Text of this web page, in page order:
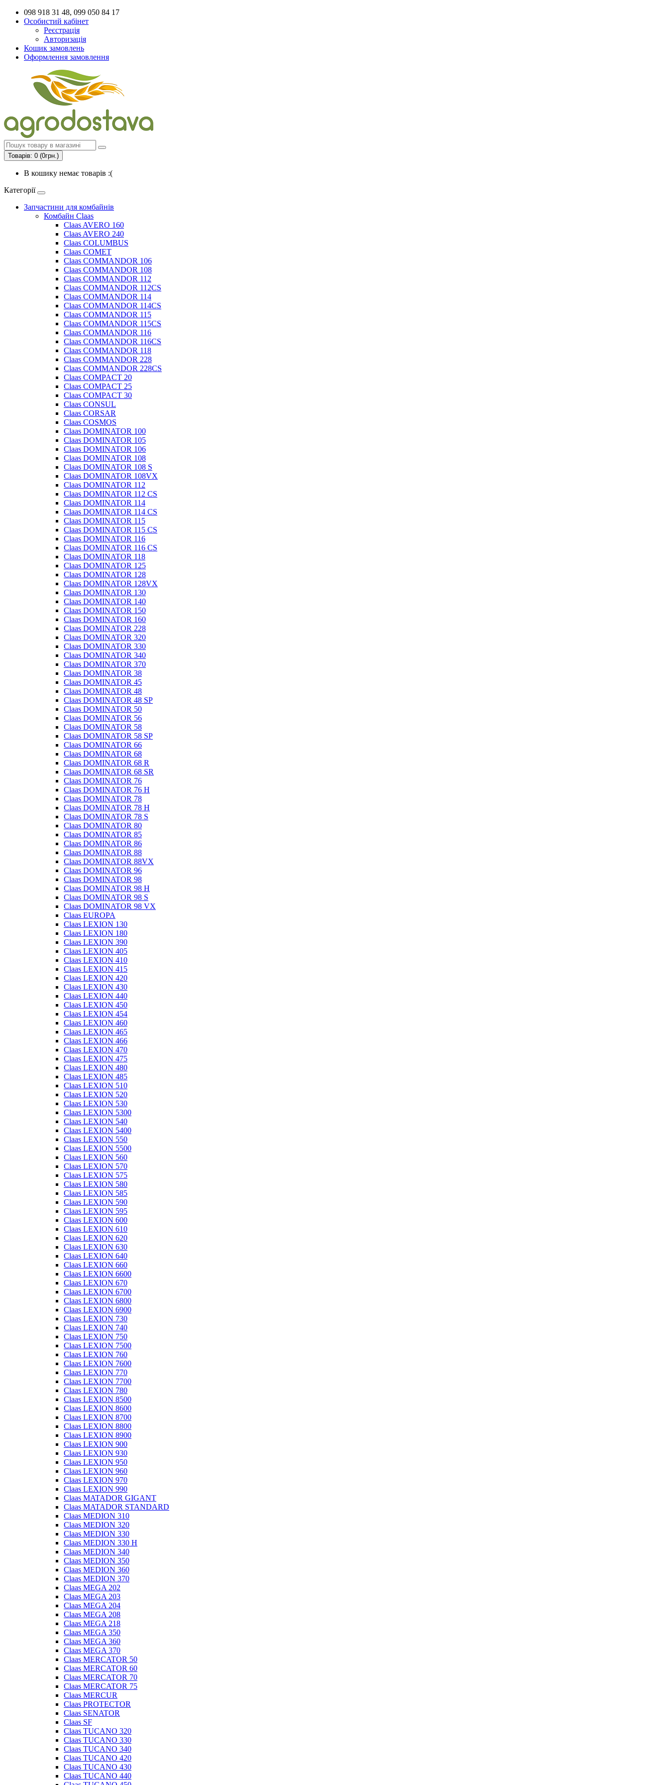
098 918 31 48, 099 050 84 17
Особистий кабінет
Реєстрація
Авторизація
Кошик замовлень
Оформлення замовлення
Товарів: 0 (0грн.)
В кошику немає товарів :(
Категорії
Запчастини для комбайнів
Комбайн Claas
Claas AVERO 160
Claas AVERO 240
Claas COLUMBUS
Claas COMET
Claas COMMANDOR 106
Claas COMMANDOR 108
Claas COMMANDOR 112
Claas COMMANDOR 112CS
Claas COMMANDOR 114
Claas COMMANDOR 114CS
Claas COMMANDOR 115
Claas COMMANDOR 115CS
Claas COMMANDOR 116
Claas COMMANDOR 116CS
Claas COMMANDOR 118
Claas COMMANDOR 228
Claas COMMANDOR 228CS
Claas COMPACT 20
Claas COMPACT 25
Claas COMPACT 30
Claas CONSUL
Claas CORSAR
Claas COSMOS
Claas DOMINATOR 100
Claas DOMINATOR 105
Claas DOMINATOR 106
Claas DOMINATOR 108
Claas DOMINATOR 108 S
Claas DOMINATOR 108VX
Claas DOMINATOR 112
Claas DOMINATOR 112 CS
Claas DOMINATOR 114
Claas DOMINATOR 114 CS
Claas DOMINATOR 115
Claas DOMINATOR 115 CS
Claas DOMINATOR 116
Claas DOMINATOR 116 CS
Claas DOMINATOR 118
Claas DOMINATOR 125
Claas DOMINATOR 128
Claas DOMINATOR 128VX
Claas DOMINATOR 130
Claas DOMINATOR 140
Claas DOMINATOR 150
Claas DOMINATOR 160
Claas DOMINATOR 228
Claas DOMINATOR 320
Claas DOMINATOR 330
Claas DOMINATOR 340
Claas DOMINATOR 370
Claas DOMINATOR 38
Claas DOMINATOR 45
Claas DOMINATOR 48
Claas DOMINATOR 48 SP
Claas DOMINATOR 50
Claas DOMINATOR 56
Claas DOMINATOR 58
Claas DOMINATOR 58 SP
Claas DOMINATOR 66
Claas DOMINATOR 68
Claas DOMINATOR 68 R
Claas DOMINATOR 68 SR
Claas DOMINATOR 76
Claas DOMINATOR 76 H
Claas DOMINATOR 78
Claas DOMINATOR 78 H
Claas DOMINATOR 78 S
Claas DOMINATOR 80
Claas DOMINATOR 85
Claas DOMINATOR 86
Claas DOMINATOR 88
Claas DOMINATOR 88VX
Claas DOMINATOR 96
Claas DOMINATOR 98
Claas DOMINATOR 98 H
Claas DOMINATOR 98 S
Claas DOMINATOR 98 VX
Claas EUROPA
Claas LEXION 130
Claas LEXION 180
Claas LEXION 390
Claas LEXION 405
Claas LEXION 410
Claas LEXION 415
Claas LEXION 420
Claas LEXION 430
Claas LEXION 440
Claas LEXION 450
Claas LEXION 454
Claas LEXION 460
Claas LEXION 465
Claas LEXION 466
Claas LEXION 470
Claas LEXION 475
Claas LEXION 480
Claas LEXION 485
Claas LEXION 510
Claas LEXION 520
Claas LEXION 530
Claas LEXION 5300
Claas LEXION 540
Claas LEXION 5400
Claas LEXION 550
Claas LEXION 5500
Claas LEXION 560
Claas LEXION 570
Claas LEXION 575
Claas LEXION 580
Claas LEXION 585
Claas LEXION 590
Claas LEXION 595
Claas LEXION 600
Claas LEXION 610
Claas LEXION 620
Claas LEXION 630
Claas LEXION 640
Claas LEXION 660
Claas LEXION 6600
Claas LEXION 670
Claas LEXION 6700
Claas LEXION 6800
Claas LEXION 6900
Claas LEXION 730
Claas LEXION 740
Claas LEXION 750
Claas LEXION 7500
Claas LEXION 760
Claas LEXION 7600
Claas LEXION 770
Claas LEXION 7700
Claas LEXION 780
Claas LEXION 8500
Claas LEXION 8600
Claas LEXION 8700
Claas LEXION 8800
Claas LEXION 8900
Claas LEXION 900
Claas LEXION 930
Claas LEXION 950
Claas LEXION 960
Claas LEXION 970
Claas LEXION 990
Claas MATADOR GIGANT
Claas MATADOR STANDARD
Claas MEDION 310
Claas MEDION 320
Claas MEDION 330
Claas MEDION 330 H
Claas MEDION 340
Claas MEDION 350
Claas MEDION 360
Claas MEDION 370
Claas MEGA 202
Claas MEGA 203
Claas MEGA 204
Claas MEGA 208
Claas MEGA 218
Claas MEGA 350
Claas MEGA 360
Claas MEGA 370
Claas MERCATOR 50
Claas MERCATOR 60
Claas MERCATOR 70
Claas MERCATOR 75
Claas MERCUR
Claas PROTECTOR
Claas SENATOR
Claas SF
Claas TUCANO 320
Claas TUCANO 330
Claas TUCANO 340
Claas TUCANO 420
Claas TUCANO 430
Claas TUCANO 440